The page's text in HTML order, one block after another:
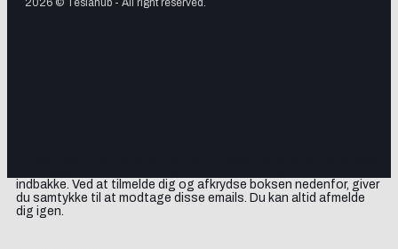
2026 © Teslahub - All right reserved.
indbakke. Ved at tilmelde dig og afkrydse boksen nedenfor, giver
du samtykke til at modtage disse emails. Du kan altid afmelde
dig igen.